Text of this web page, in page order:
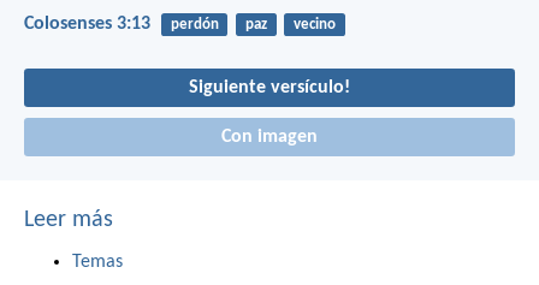
Colosenses 3:13 perdón paz vecino
Siguiente versículo!
Con imagen
Leer más
Temas